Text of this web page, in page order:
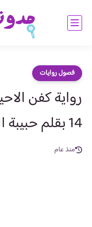
فصول روايات
رواية كفن
14 بقلم حبيبة الشاهد
منذ عام